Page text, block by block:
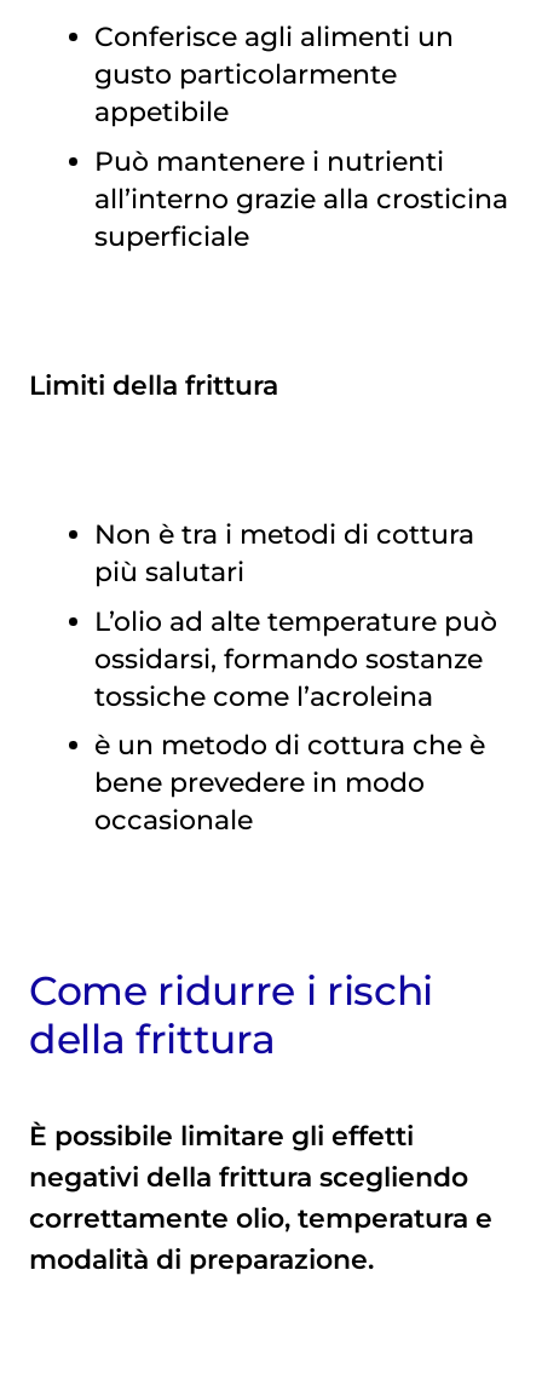
Conferisce agli alimenti un
gusto particolarmente
appetibile
Può mantenere i nutrienti
all’interno grazie alla crosticina
superficiale
Limiti della frittura
Non è tra i metodi di cottura
più salutari
L’olio ad alte temperature può
ossidarsi, formando sostanze
tossiche come l’acroleina
è un metodo di cottura che è
bene prevedere in modo
occasionale
Come ridurre i rischi
della frittura
È possibile limitare gli effetti
negativi della frittura scegliendo
correttamente olio, temperatura e
modalità di preparazione.